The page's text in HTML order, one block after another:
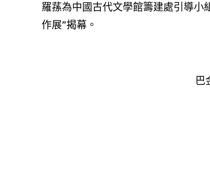
羅蓀為中國古代文學館籌建處引導小
作展”揭幕。
巴